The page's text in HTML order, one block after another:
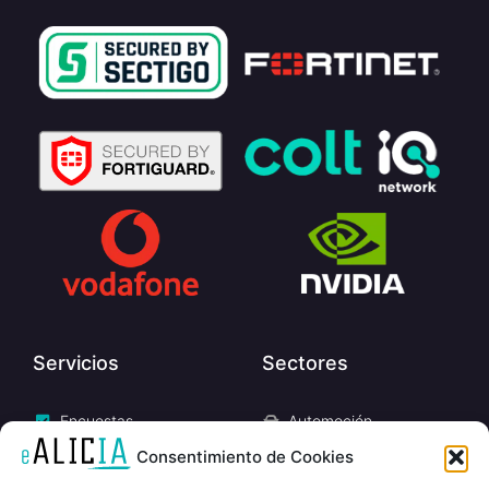
Consentimiento de Cookies
Servicios
Encuestas
Evaluaciones
Sectores
Automoción
Educación